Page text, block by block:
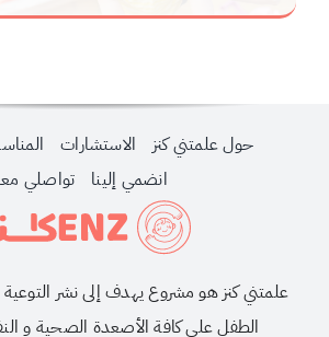
انضمي إلينا
تواصلي
الطفل على كافة الأصعدة الصحية و